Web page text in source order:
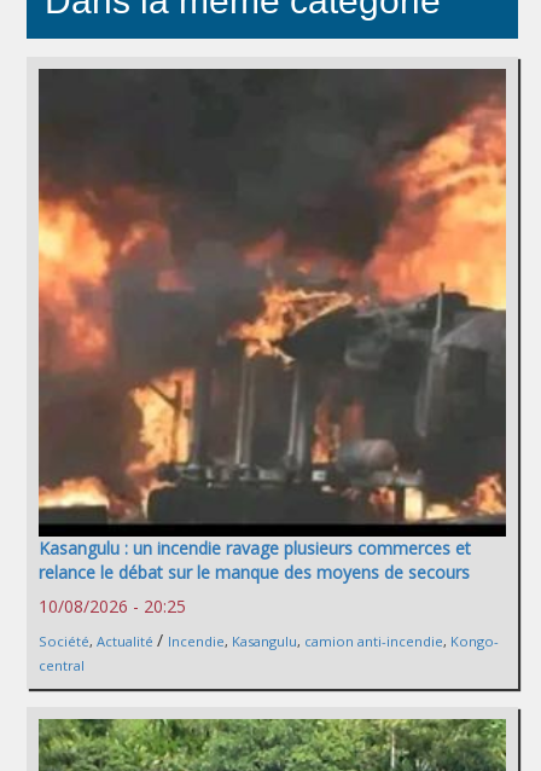
Kasangulu : un incendie ravage plusieurs commerces et
relance le débat sur le manque des moyens de secours
10/08/2026 - 20:25
Société, Actualité / Incendie, Kasangulu, camion anti-incendie, Kongo-
central